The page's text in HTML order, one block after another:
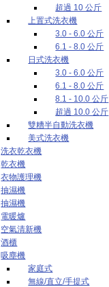
超過 10 公斤
上置式洗衣機
3.0 - 6.0 公斤
6.1 - 8.0 公斤
日式洗衣機
3.0 - 6.0 公斤
6.1 - 8.0 公斤
8.1 - 10.0 公斤
超過 10.0 公斤
雙糟半自動洗衣機
美式洗衣機
洗衣乾衣機
乾衣機
衣物護理機
抽濕機
抽濕機
電暖爐
空氣清新機
酒櫃
吸塵機
家庭式
無線/直立/手提式